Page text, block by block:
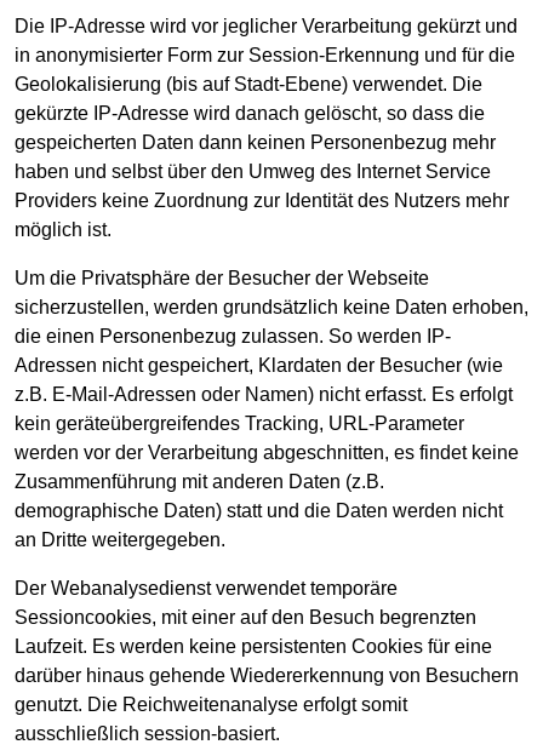
Die IP-Adresse wird vor jeglicher Verarbeitung gekürzt und
in anonymisierter Form zur Session-Erkennung und für die
Geolokalisierung (bis auf Stadt-Ebene) verwendet. Die
gekürzte IP-Adresse wird danach gelöscht, so dass die
gespeicherten Daten dann keinen Personenbezug mehr
haben und selbst über den Umweg des Internet Service
Providers keine Zuordnung zur Identität des Nutzers mehr
möglich ist.
Um die Privatsphäre der Besucher der Webseite
sicherzustellen, werden grundsätzlich keine Daten erhoben,
die einen Personenbezug zulassen. So werden IP-
Adressen nicht gespeichert, Klardaten der Besucher (wie
z.B. E-Mail-Adressen oder Namen) nicht erfasst. Es erfolgt
kein geräteübergreifendes Tracking, URL-Parameter
werden vor der Verarbeitung abgeschnitten, es findet keine
Zusammenführung mit anderen Daten (z.B.
demographische Daten) statt und die Daten werden nicht
an Dritte weitergegeben.
Der Webanalysedienst verwendet temporäre
Sessioncookies, mit einer auf den Besuch begrenzten
Laufzeit. Es werden keine persistenten Cookies für eine
darüber hinaus gehende Wiedererkennung von Besuchern
genutzt. Die Reichweitenanalyse erfolgt somit
ausschließlich session-basiert.